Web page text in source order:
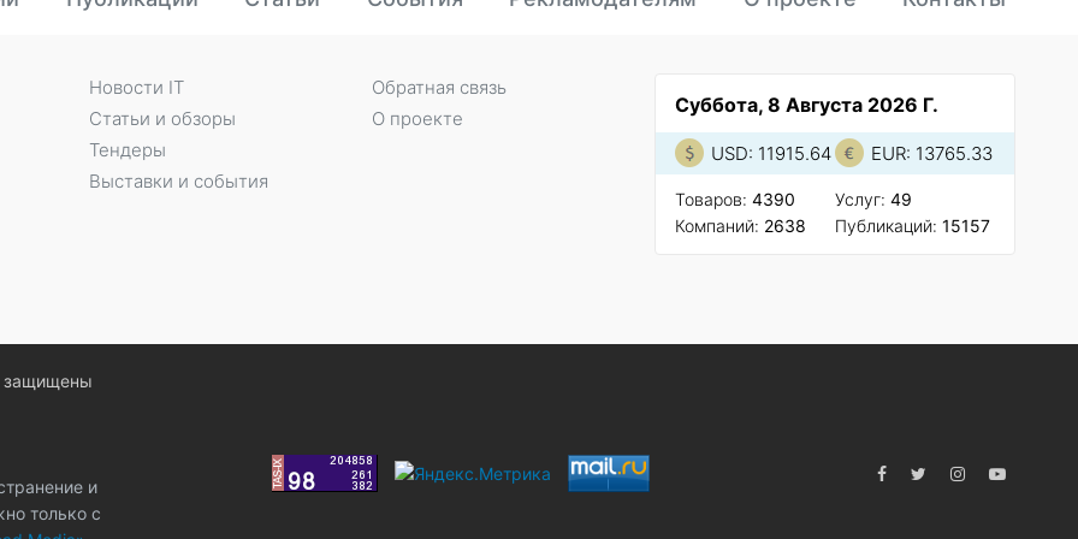
Суббота, 8 Августа 2026 Г.
USD: 11915.64 EUR: 13765.33
Товаров: 4390
Компаний: 2638
Услуг: 49
Публикаций: 15157
Новости IT
Статьи и обзоры
Тендеры
Выставки и события
Обратная связь
О проекте
защищены
и
только с